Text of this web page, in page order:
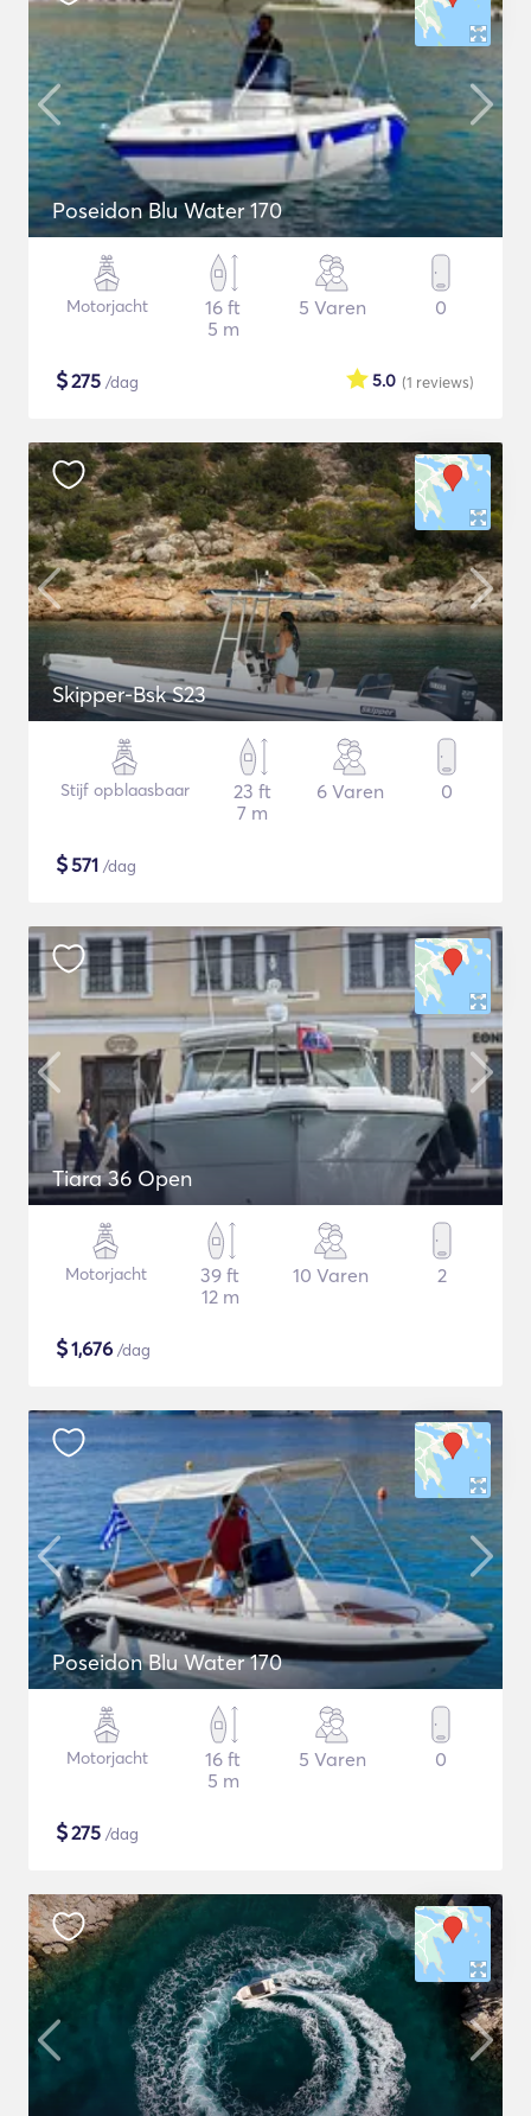
Poseidon Blu Water 170
Motorjacht
16 ft
5 m
5 Varen 0
$275 /dag (1 reviews)
5.0
Skipper-Bsk S23
Stijf opblaasbaar
23 ft
7 m
6 Varen 0
$571 /dag
Tiara 36 Open
Motorjacht
39 ft
12 m
10 Varen 2
$1,676 /dag
Poseidon Blu Water 170
Motorjacht
16 ft
5 m
5 Varen 0
$275 /dag